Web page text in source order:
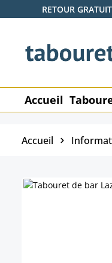
au contenu principal
Passer à la recherche
Passer à la navigation
RETOUR GRATUIT
Accueil
Accueil